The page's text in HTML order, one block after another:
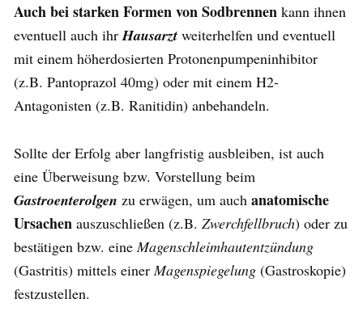
Auch bei starken Formen von Sodbrennen kann ihnen
eventuell auch ihrHausarzt weiterhelfen und eventuell
mit einem höherdosierten Protonenpumpeninhibitor
(z.B. Pantoprazol 40mg) oder mit einem H2-
Antagonisten (z.B. Ranitidin) anbehandeln.
Sollte der Erfolg aber langfristig ausbleiben, ist auch
eine Überweisung bzw. Vorstellung beim
Gastroenterolgen zu erwägen, um auch anatomische
Ursachen auszuschließen (z.B. Zwerchfellbruch) oder zu
bestätigen bzw. eineMagenschleimhautentzündung
(Gastritis) mittels einerMagenspiegelung (Gastroskopie)
festzustellen.